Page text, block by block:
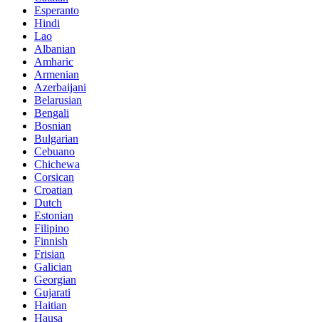
Esperanto
Hindi
Lao
Albanian
Amharic
Armenian
Azerbaijani
Belarusian
Bengali
Bosnian
Bulgarian
Cebuano
Chichewa
Corsican
Croatian
Dutch
Estonian
Filipino
Finnish
Frisian
Galician
Georgian
Gujarati
Haitian
Hausa